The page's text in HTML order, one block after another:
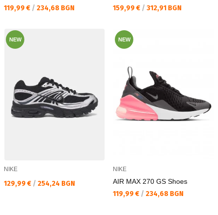
Текуща цена:
119,99 € / 234,68 BGN Текуща цена:
159,99 € / 312,91 BGN
NEW
NIKE
Текуща цена:
129,99 € / 254,24 BGN
NEW
NIKE
AIR MAX 270 GS Shoes
Текуща цена:
119,99 € / 234,68 BGN